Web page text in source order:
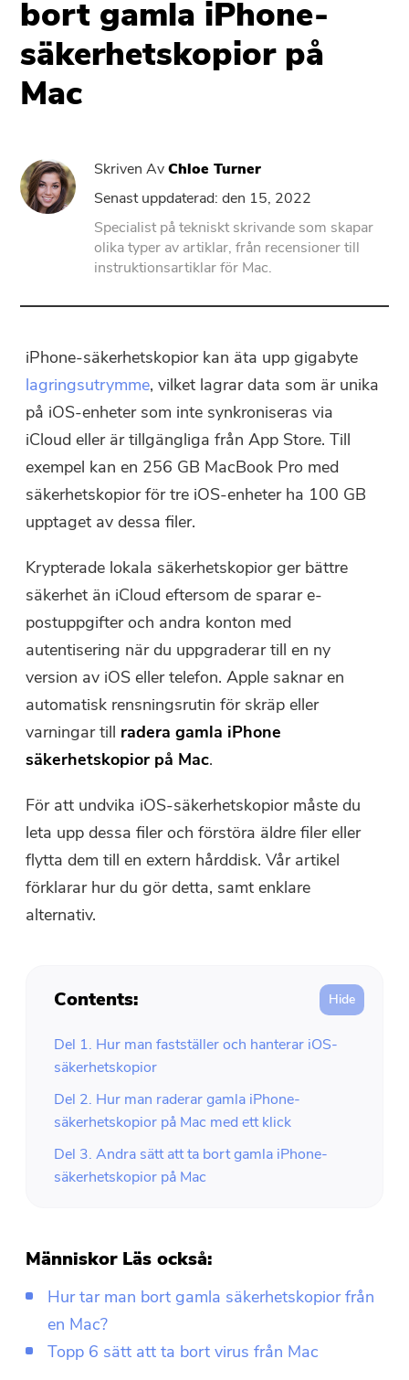
PowerUninstall
Video Converter
PDF-kompressor
ONLINE
Free Video Editor
Gratis fotokompressor
Gratis PDF-kompressor
bort gamla iPhone-
säkerhetskopior på
Mac
Skriven AvChloe Turner
Senast uppdaterad: den 15, 2022
Specialist på tekniskt skrivande som skapar
olika typer av artiklar, från recensioner till
instruktionsartiklar för Mac.
iPhone-säkerhetskopior kan äta upp gigabyte
lagringsutrymme, vilket lagrar data som är unika
på iOS-enheter som inte synkroniseras via
iCloud eller är tillgängliga från App Store. Till
exempel kan en 256 GB MacBook Pro med
säkerhetskopior för tre iOS-enheter ha 100 GB
upptaget av dessa filer.
Krypterade lokala säkerhetskopior ger bättre
säkerhet än iCloud eftersom de sparar e-
postuppgifter och andra konton med
autentisering när du uppgraderar till en ny
version av iOS eller telefon. Apple saknar en
automatisk rensningsrutin för skräp eller
varningar till raderagamla iPhone
säkerhetskopior på Mac.
För att undvika iOS-säkerhetskopior måste du
leta upp dessa filer och förstöra äldre filer eller
flytta dem till en extern hårddisk. Vår artikel
förklarar hur du gör detta, samt enklare
alternativ.
Contents:
Del 1. Hur man fastställer och hanterar iOS-
säkerhetskopior
Del 2. Hur man raderar gamla iPhone-
säkerhetskopior på Mac med ett klick
Del 3. Andra sätt att ta bort gamla iPhone-
säkerhetskopior på Mac
Människor Läs också:
Hur tar man bort gamla säkerhetskopior från
en Mac?
Topp 6 sätt att ta bort virus från Mac